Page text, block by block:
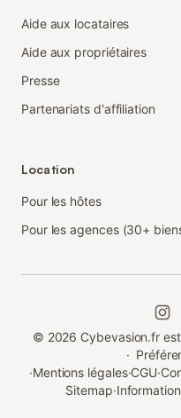
Aide aux locataires
Aide aux propriétaires
Presse
Partenariats d'affiliation
Location
Pour les hôtes
Pour les agences (30+
© 2026 Cybevasion.fr
·
·Mentions légales·CGU·
Sitemap·